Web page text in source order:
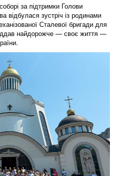
за підтримки Голови
відбулася зустріч із родинами
Сталевої бригади для
найдорожче — своє життя —